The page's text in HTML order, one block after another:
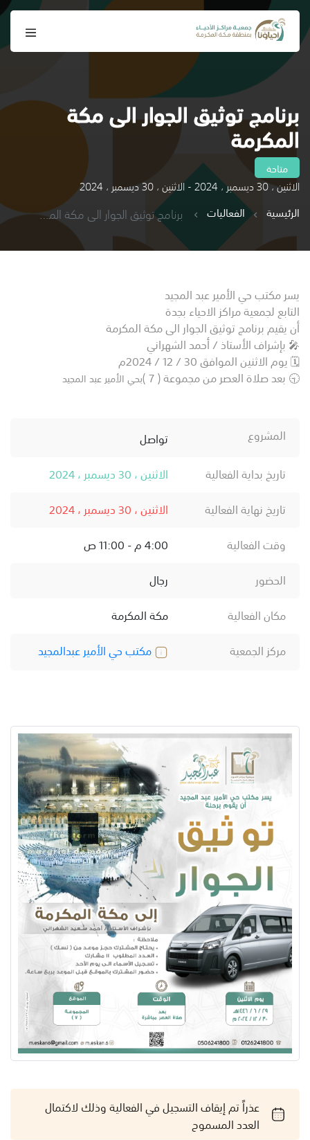
برنامج توثيق الجوار الى مكة
المكرمة
متاحة
الاثنين ، 30 ديسمبر ، 2024 - الاثنين ، 30 ديسمبر ، 2024
الرئيسية
الفعاليات برنامج توثيق الجوار الى مكة المكرمة
يسر مكتب حي الأمير عبد المجيد
التابع لجمعية مراكز الاحياء بجدة
أن يقيم برنامج توثيق الجوار الى مكة المكرمة
🎤 بإشراف الأستاذ / أحمد الشهراني
🗓️ يوم الاثنين الموافق 30 / 12 / 2024م
🕤 بعد صلاة العصر من مجموعة ( 7 ) بحي الأمير عبد المجيد
المشروع
تواصل
تاريخ بداية الفعالية
الاثنين ، 30 ديسمبر ، 2024
تاريخ نهاية الفعالية
الاثنين ، 30 ديسمبر ، 2024
وقت الفعالية
4:00 م - 11:00 ص
الحضور
رجال
مكان الفعالية
مكة المكرمة
مركز الجمعية
مكتب حي الأمير عبدالمجيد
عذراً تم إيقاف التسجيل في الفعالية وذلك لاكتمال
العدد المسموح